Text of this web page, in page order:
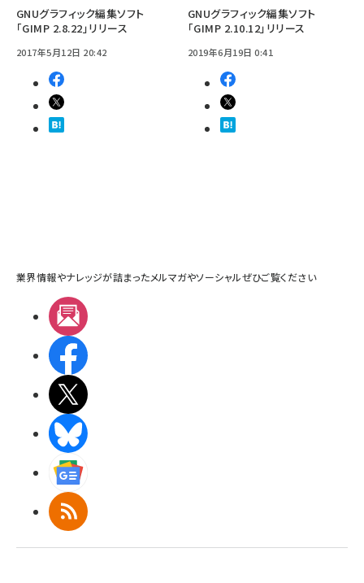
GNUグラフィック編集ソフト
「GIMP 2.8.22」リリース
2017年5月12日 20:42
GNUグラフィック編集ソフト
「GIMP 2.10.12」リリース
2019年6月19日 0:41
業界情報やナレッジが詰まったメルマガやソーシャルぜひご覧ください
RSS